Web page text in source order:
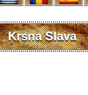
Krsna Slava